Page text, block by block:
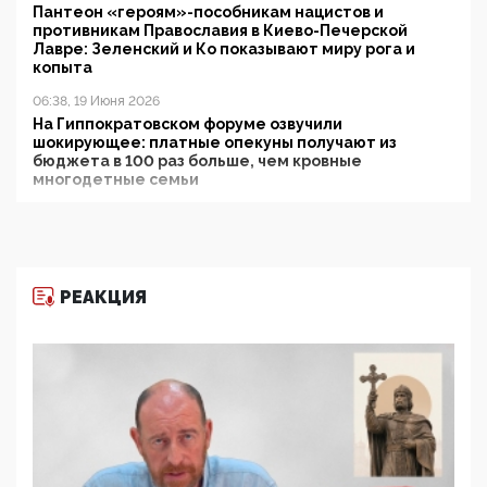
Пантеон «героям»-пособникам нацистов и
противникам Православия в Киево-Печерской
Лавре: Зеленский и Ко показывают миру рога и
копыта
06:38, 19 Июня 2026
На Гиппократовском форуме озвучили
шокирующее: платные опекуны получают из
бюджета в 100 раз больше, чем кровные
многодетные семьи
11:53, 09 Июня 2026
деятельность ИИТО ЮНЕСКО в России, но
цифроглобалисты продолжают определять
повестку в образовании
09:43, 01 Июня 2026
5G за счет здоровья граждан: Минцифры намерено
отобрать у регионов и муниципалитетов право
защищать жилые дома и социальные объекты от
РЕАКЦИЯ